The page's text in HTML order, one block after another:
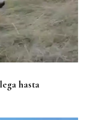
hasta